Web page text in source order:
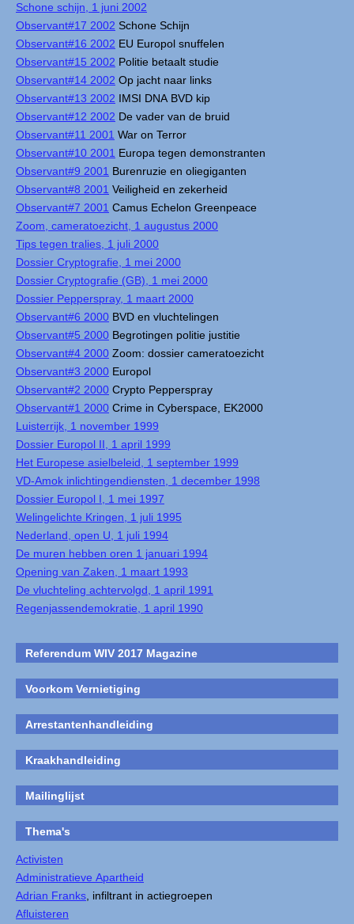
Schone schijn, 1 juni 2002
Observant#17 2002 Schone Schijn
Observant#16 2002 EU Europol snuffelen
Observant#15 2002 Politie betaalt studie
Observant#14 2002 Op jacht naar links
Observant#13 2002 IMSI DNA BVD kip
Observant#12 2002 De vader van de bruid
Observant#11 2001 War on Terror
Observant#10 2001 Europa tegen demonstranten
Observant#9 2001 Burenruzie en oliegiganten
Observant#8 2001 Veiligheid en zekerheid
Observant#7 2001 Camus Echelon Greenpeace
Zoom, cameratoezicht, 1 augustus 2000
Tips tegen tralies, 1 juli 2000
Dossier Cryptografie, 1 mei 2000
Dossier Cryptografie (GB), 1 mei 2000
Dossier Pepperspray, 1 maart 2000
Observant#6 2000 BVD en vluchtelingen
Observant#5 2000 Begrotingen politie justitie
Observant#4 2000 Zoom: dossier cameratoezicht
Observant#3 2000 Europol
Observant#2 2000 Crypto Pepperspray
Observant#1 2000 Crime in Cyberspace, EK2000
Luisterrijk, 1 november 1999
Dossier Europol II, 1 april 1999
Het Europese asielbeleid, 1 september 1999
VD-Amok inlichtingendiensten, 1 december 1998
Dossier Europol I, 1 mei 1997
Welingelichte Kringen, 1 juli 1995
Nederland, open U, 1 juli 1994
De muren hebben oren 1 januari 1994
Opening van Zaken, 1 maart 1993
De vluchteling achtervolgd, 1 april 1991
Regenjassendemokratie, 1 april 1990
Referendum WIV 2017 Magazine
Voorkom Vernietiging
Arrestantenhandleiding
Kraakhandleiding
Mailinglijst
Thema's
Activisten
Administratieve Apartheid
Adrian Franks, infiltrant in actiegroepen
Afluisteren